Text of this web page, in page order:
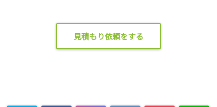
見積もり依頼をする